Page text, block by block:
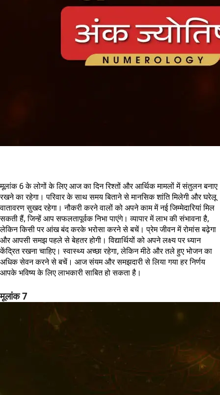
मूलांक 6 के लोगों के लिए आज का दिन रिश्तों और आर्थिक मामलों में संतुलन बनाए
रखने का रहेगा। परिवार के साथ समय बिताने से मानसिक शांति मिलेगी और घरेलू
वातावरण सुखद रहेगा। नौकरी करने वालों को अपने काम में नई जिम्मेदारियां मिल
सकती हैं, जिन्हें आप सफलतापूर्वक निभा पाएंगे। व्यापार में लाभ की संभावना है,
लेकिन किसी पर आंख बंद करके भरोसा करने से बचें। प्रेम जीवन में रोमांस बढ़ेगा
और आपसी समझ पहले से बेहतर होगी। विद्यार्थियों को अपने लक्ष्य पर ध्यान
केंद्रित रखना चाहिए। स्वास्थ्य अच्छा रहेगा, लेकिन मीठे और तले हुए भोजन का
अधिक सेवन करने से बचें। आज संयम और समझदारी से लिया गया हर निर्णय
आपके भविष्य के लिए लाभकारी साबित हो सकता है।
मूलांक 7